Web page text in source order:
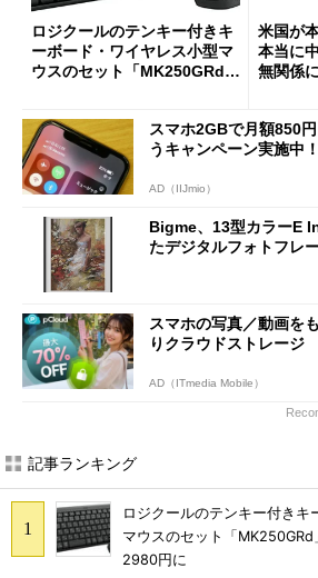
ロジクールのテンキー付きキ
ーボード・ワイヤレス小型マ
ウスのセット「MK250GRd」
米国が
本当に
無関係
スマホ2GBで月額850
うキャンペーン実施中！
AD（IIJmio）
Bigme、13型カラーE
たデジタルフォトフレ
スマホの写真／動画を
りクラウドストレージ
AD（ITmedia Mobile）
記事ランキング
ロジクールのテンキー付きキ
マウスのセット「
2980円に